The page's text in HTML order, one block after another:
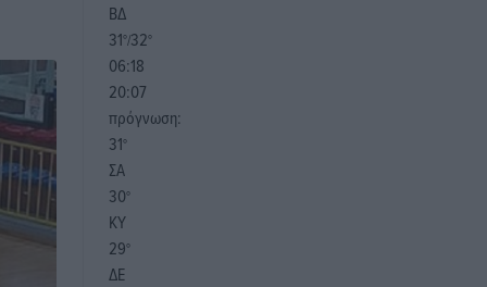
ΒΔ
31°/32°
06:18
20:07
πρόγνωση:
31°
ΣΑ
30°
ΚΥ
29°
ΔΕ